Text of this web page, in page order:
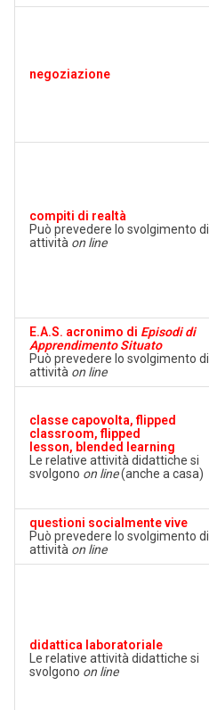
negoziazione
compiti di realtà
Può prevedere lo svolgimento di
attività on line
E.A.S. acronimo di Episodi di
Apprendimento Situato
Può prevedere lo svolgimento di
attività on line
classe capovolta,flipped
classroom,flipped
lesson, blended learning
Le relative attività didattiche si
svolgono on line(anche a casa)
questioni socialmente vive
Può prevedere lo svolgimento di
attività on line
didattica laboratoriale
Le relative attività didattiche si
svolgono on line